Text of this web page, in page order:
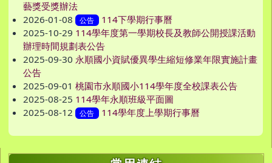
藝獎受獎辦法
2026-01-08
公告
114下學期行事曆
2025-10-29 114學年度第一學期校長及教師公開授課活動
辦理時間規劃表公告
2025-09-30 永順國小資賦優異學生縮短修業年限實施計畫
公告
2025-09-01 桃園市永順國小114學年度全校課表公告
2025-08-25 114學年永順班級平面圖
2025-08-12
公告 114學年度上學期行事曆